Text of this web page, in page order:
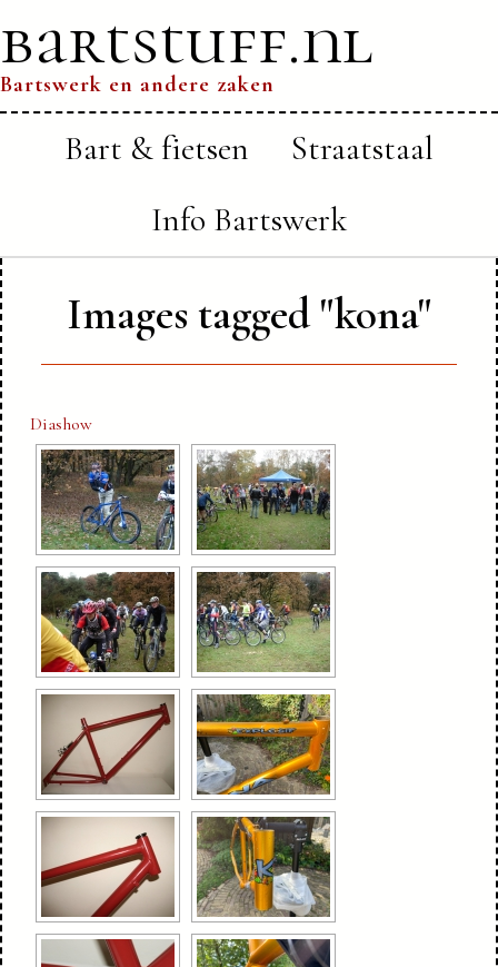
bartstuff.nl
Bartswerk en andere zaken
Bart & fietsen
Straatstaal
Info Bartswerk
Images tagged "kona"
Diashow